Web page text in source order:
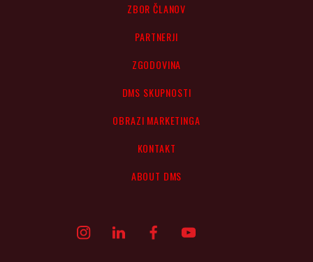
ZBOR ČLANOV
PARTNERJI
ZGODOVINA
DMS SKUPNOSTI
OBRAZI MARKETINGA
KONTAKT
ABOUT DMS